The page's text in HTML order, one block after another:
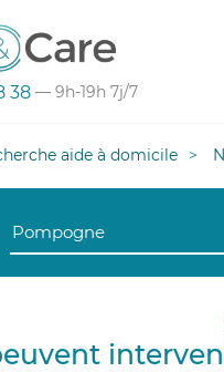
38 — 9h-19h 7j/7
aide à domicile